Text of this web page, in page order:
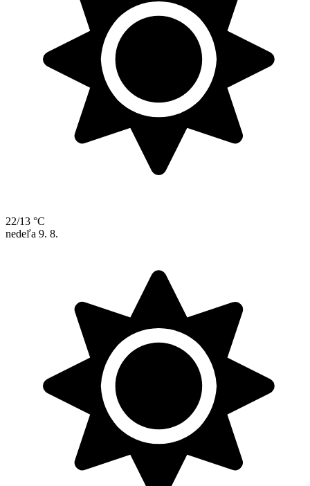
22/13 °C
nedeľa 9. 8.